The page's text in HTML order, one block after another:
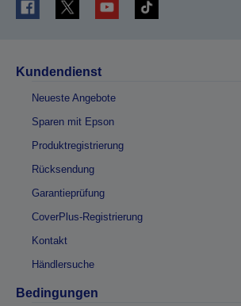
Kundendienst
Neueste Angebote
Sparen mit Epson
Produktregistrierung
Rücksendung
Garantieprüfung
CoverPlus-Registrierung
Kontakt
Händlersuche
Bedingungen